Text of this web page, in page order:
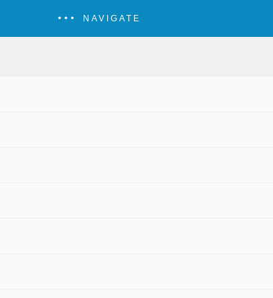
NAVIGATE